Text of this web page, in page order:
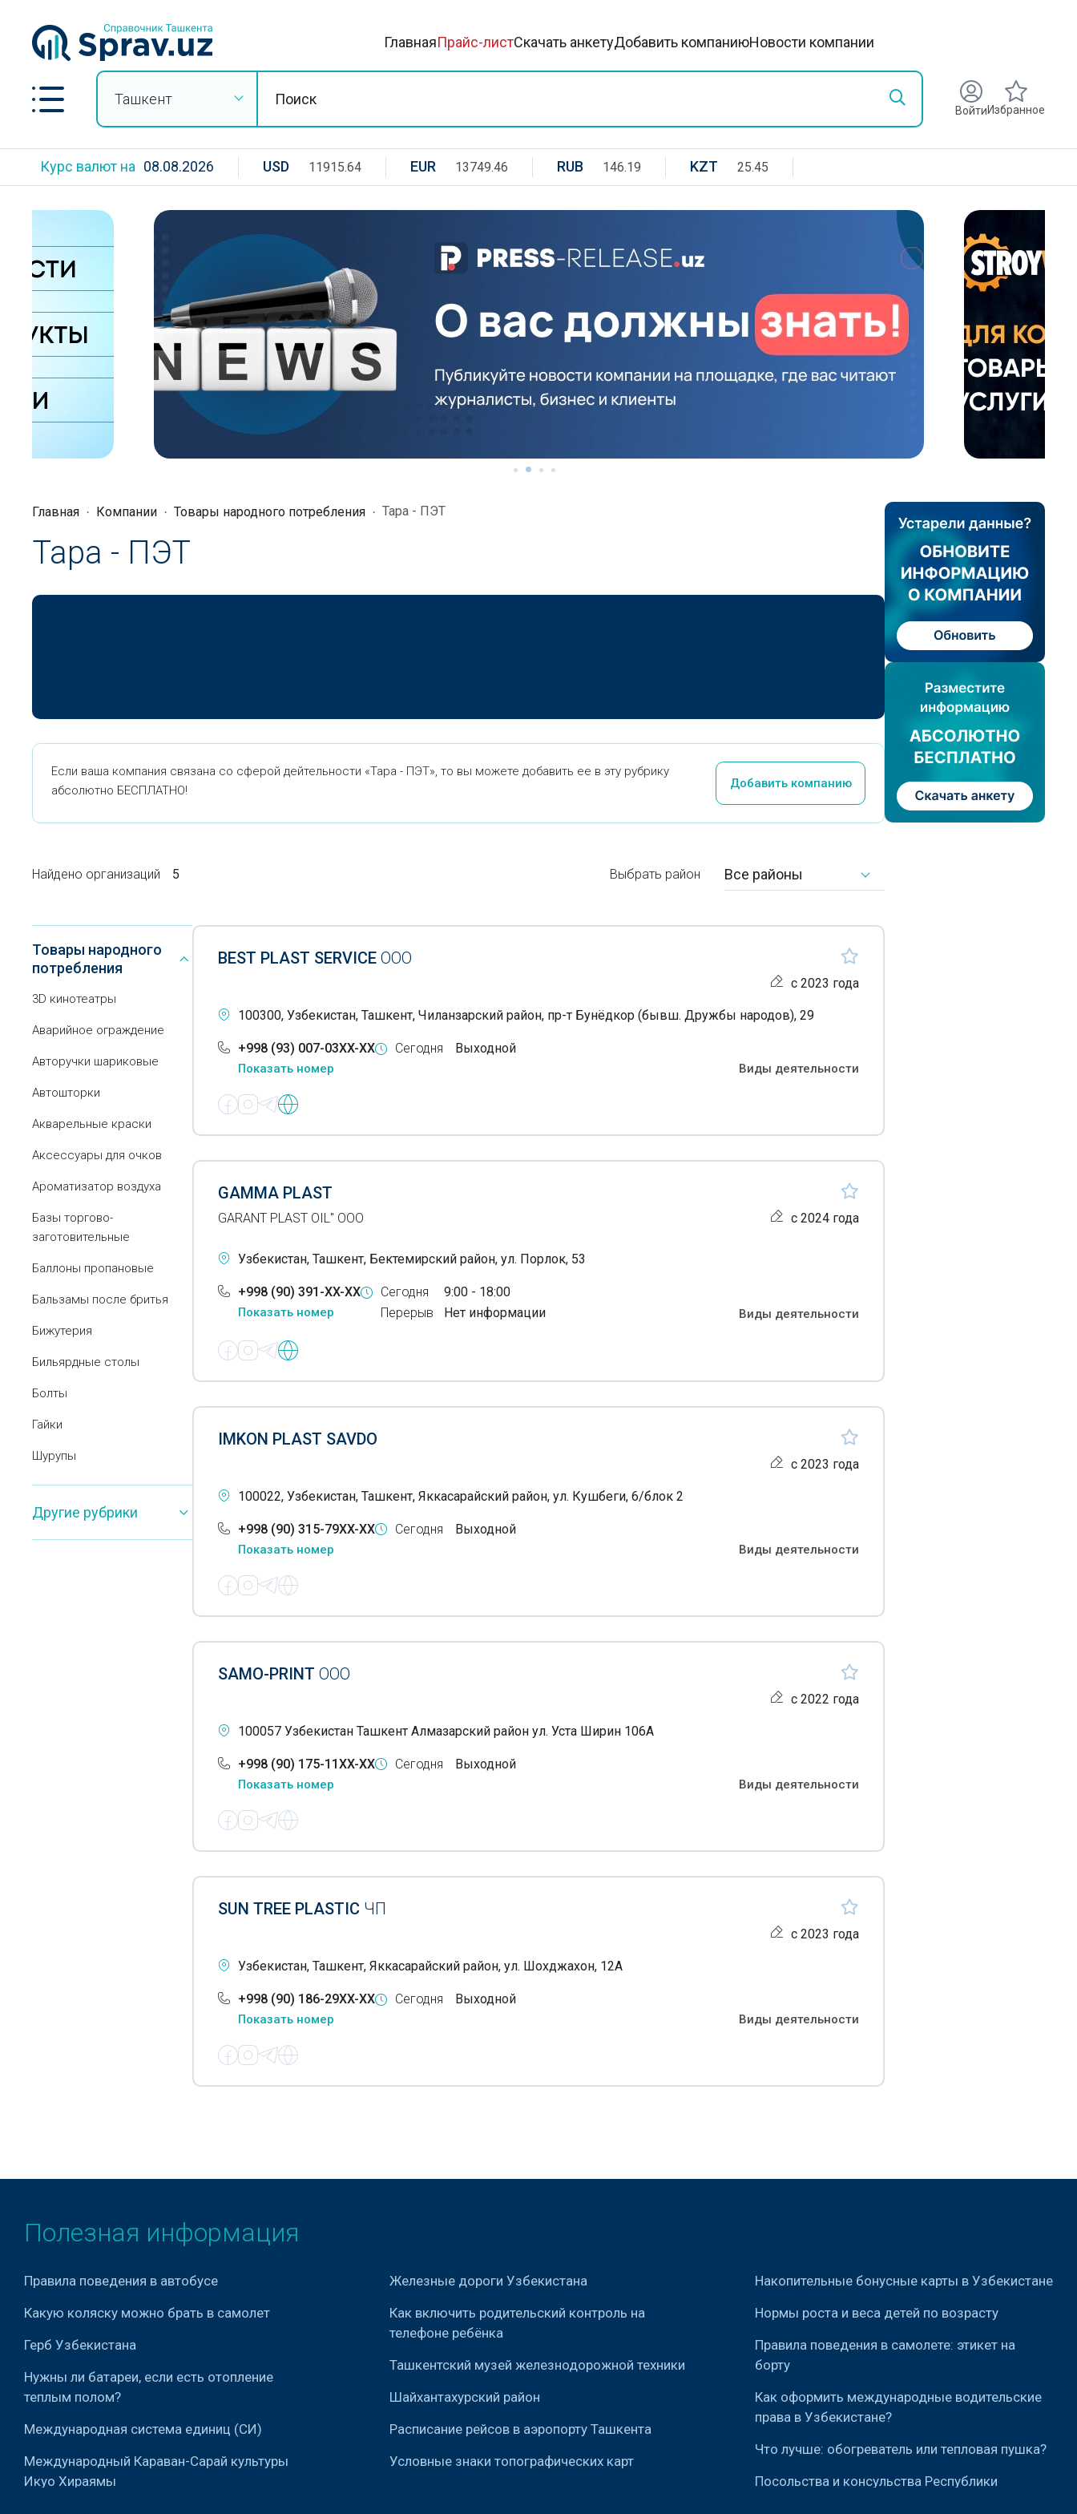
ГлавнаяПрайс-листСкачать анкетуДобавить компаниюНовости компании
Ташкент
ВойтиИзбранное
Курс валют на 08.08.2026 USD 11915.64 EUR 13749.46 RUB 146.19 KZT 25.45
Главная Компании Товары народного потребления Тара - ПЭТ
Тара - ПЭТ
Если ваша компания связана со сферой дейтельности «Тара - ПЭТ», то вы можете добавить ее в эту рубрику
абсолютно БЕСПЛАТНО!
Добавить компанию
Найдено организаций 5 Выбрать район Все районы
Товары народного
потребления
3D кинотеатры
Аварийное ограждение
Авторучки шариковые
Автошторки
Акварельные краски
Аксессуары для очков
Ароматизатор воздуха
Базы торгово-
заготовительные
Баллоны пропановые
Бальзамы после бритья
Бижутерия
Бильярдные столы
Болты
Гайки
Шурупы
Винты
Бумажная продукция
прокладки
Замки
Зеркала
Золото
Золотые браслеты
Золотые кольца
Зубочистки
Игрушки
Изделия из верблюжьей
шерсти
Другие рубрики
BEST PLAST SERVICE ООО
с 2023 года
100300, Узбекистан, Ташкент, Чиланзарский район, пр-т Бунёдкор (бывш. Дружбы народов), 29
+998 (93) 007-03XX-XX
Показать номер
Сегодня Выходной
Виды деятельности
GAMMA PLAST
GARANT PLAST OIL" ООО с 2024 года
Узбекистан, Ташкент, Бектемирский район, ул. Порлок, 53
+998 (90) 391-XX-XX
Показать номер
Сегодня
Перерыв
9:00 - 18:00
Нет информации
Виды деятельности
IMKON PLAST SAVDO
с 2023 года
100022, Узбекистан, Ташкент, Яккасарайский район, ул. Кушбеги, 6/блок 2
+998 (90) 315-79XX-XX
Показать номер
Сегодня Выходной
Виды деятельности
SAMO-PRINT ООО
с 2022 года
100057 Узбекистан Ташкент Алмазарский район ул. Уста Ширин 106А
+998 (90) 175-11XX-XX
Показать номер
Сегодня Выходной
Виды деятельности
SUN TREE PLASTIC ЧП
с 2023 года
Узбекистан, Ташкент, Яккасарайский район, ул. Шохджахон, 12А
+998 (90) 186-29XX-XX
Показать номер
Сегодня Выходной
Виды деятельности
Полезная информация
Правила поведения в автобусе
Какую коляску можно брать в самолет
Герб Узбекистана
Нужны ли батареи, если есть отопление
теплым полом?
Международная система единиц (СИ)
Международный Караван-Сарай культуры
Икуо Хираямы
Железные дороги Узбекистана
Как включить родительский контроль на
телефоне ребёнка
Ташкентский музей железнодорожной техники
Шайхантахурский район
Расписание рейсов в аэропорту Ташкента
Условные знаки топографических карт
Накопительные бонусные карты в Узбекистане
Нормы роста и веса детей по возрасту
Правила поведения в самолете: этикет на
борту
Как оформить международные водительские
права в Узбекистане?
Что лучше: обогреватель или тепловая пушка?
Посольства и консульства Республики